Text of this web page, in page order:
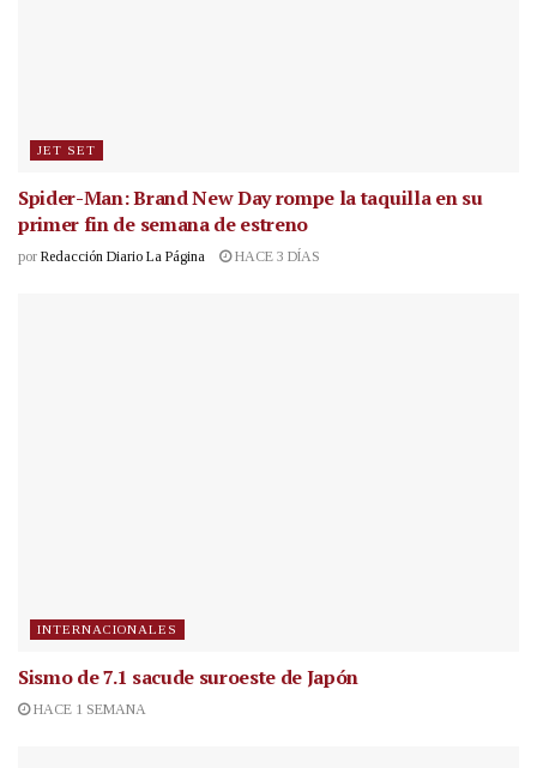
JET SET
Spider-Man: Brand New Day rompe la taquilla en su
primer fin de semana de estreno
por Redacción Diario La Página HACE 3 DÍAS
INTERNACIONALES
Sismo de 7.1 sacude suroeste de Japón
HACE 1 SEMANA